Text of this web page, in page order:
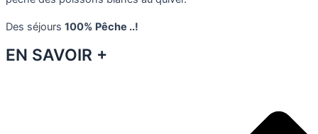
Des séjours 100% Pêche ..!
EN SAVOIR +